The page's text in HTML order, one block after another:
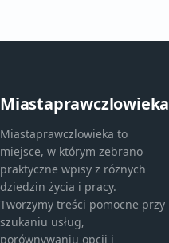
Miastaprawczlowieka
Miastaprawczlowieka to
miejsce, w którym zebrano
praktyczne wpisy z różnych
dziedzin życia i pracy.
Tworzymy treści pomocne przy
szukaniu usług,
porównywaniu opcji i